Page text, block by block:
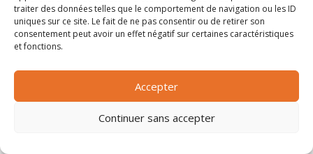
traiter des données telles que le comportement de navigation ou les ID
uniques sur ce site. Le fait de ne pas consentir ou de retirer son
consentement peut avoir un effet négatif sur certaines caractéristiques
et fonctions.
Accepter
Continuer sans accepter
Nièvre 58
Non classé
Nord 59
Objets en plastique